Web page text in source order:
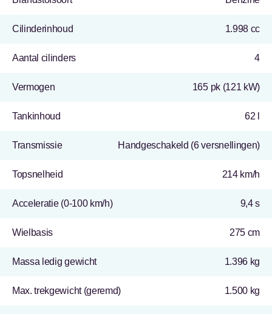
Cilinderinhoud 1.998 cc
Aantal cilinders 4
Vermogen 165 pk (121 kW)
Tankinhoud 62 l
Transmissie Handgeschakeld (6 versnellingen)
Topsnelheid 214 km/h
Acceleratie (0-100 km/h) 9,4 s
Wielbasis 275 cm
Massa ledig gewicht 1.396 kg
Max. trekgewicht (geremd) 1.500 kg